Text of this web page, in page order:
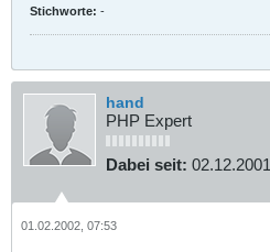
Stichworte: -
hand
PHP Expert
Dabei seit: 02.12.2001
01.02.2002, 07:53